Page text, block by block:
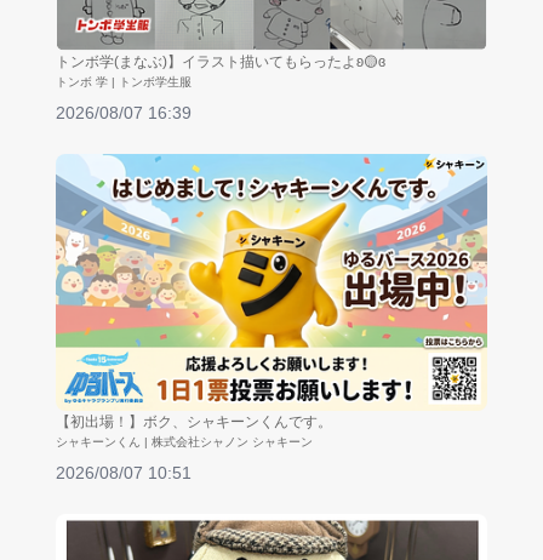
トンボ学(まなぶ)】イラスト描いてもらったよʚ🟡ɞ
トンボ 学 | トンボ学生服
2026/08/07 16:39
【初出場！】ボク、シャキーンくんです。
シャキーンくん | 株式会社シャノン シャキーン
2026/08/07 10:51